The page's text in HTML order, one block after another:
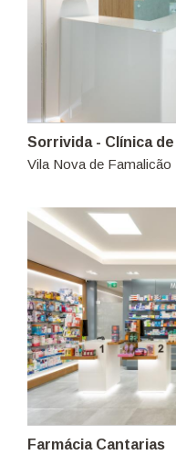
Sorrivida - Clínica
Vila Nova de Famalicão
Farmácia Cantarias